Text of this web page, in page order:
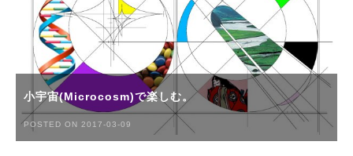
小宇宙(Microcosm)で楽しむ。
POSTED ON 2017-03-09